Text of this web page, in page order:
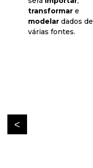
transformar e
modelar dados de
várias fontes.